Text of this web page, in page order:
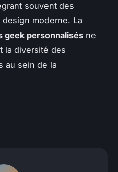
souvent des
moderne. La
geek personnalisés ne
la diversité des
au sein de la